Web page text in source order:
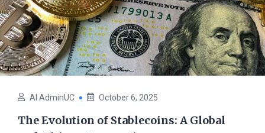
AI AdminUC October 6, 2025
The Evolution of Stablecoins: A Global